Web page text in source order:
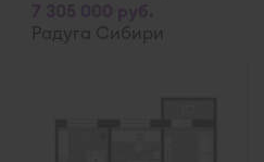
Радуга Сибири